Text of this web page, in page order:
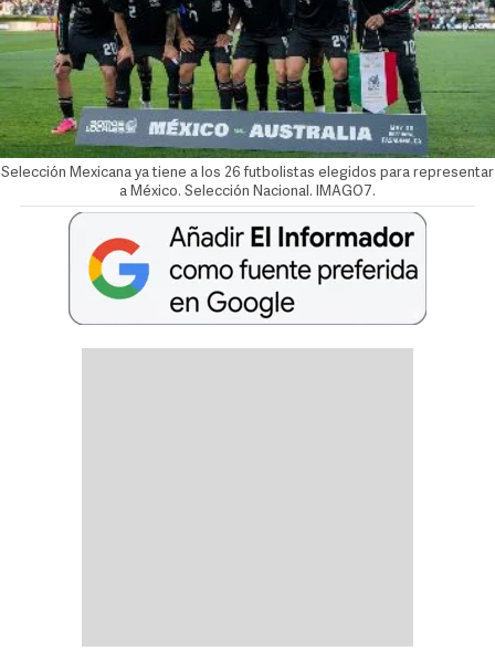
Selección Mexicana ya tiene a los 26 futbolistas elegidos para representar
a México. Selección Nacional. IMAGO7.